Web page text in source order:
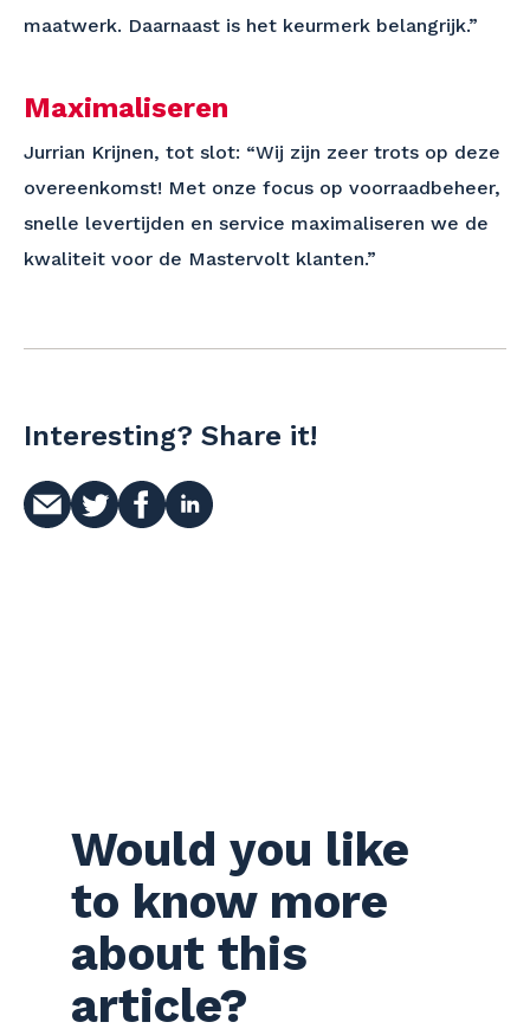
maatwerk. Daarnaast is het keurmerk belangrijk.”
Maximaliseren
Jurrian Krijnen, tot slot: “Wij zijn zeer trots op deze
overeenkomst! Met onze focus op voorraadbeheer,
snelle levertijden en service maximaliseren we de
kwaliteit voor de Mastervolt klanten.”
Interesting? Share it!
Would you like
to know more
about this
article?